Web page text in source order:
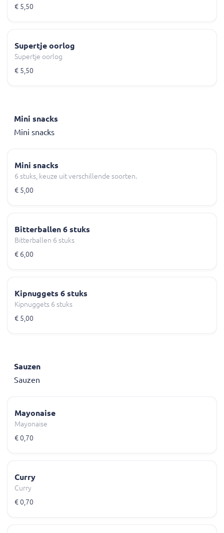
€ 5,50
Supertje oorlog
Supertje oorlog
€ 5,50
Mini snacks
Mini snacks
Mini snacks
6 stuks, keuze uit verschillende soorten.
€ 5,00
Bitterballen 6 stuks
Bitterballen 6 stuks
€ 6,00
Kipnuggets 6 stuks
Kipnuggets 6 stuks
€ 5,00
Sauzen
Sauzen
Mayonaise
Mayonaise
€ 0,70
Curry
Curry
€ 0,70